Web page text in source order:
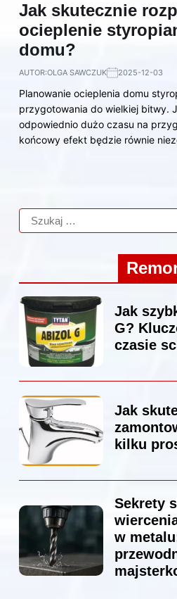
Jak skutecznie
ocieplenie
domu?
AUTOR:OLGA SAWCZUK 2025-12-03
Planowanie ocieplenia domu
przygotowania do wielkiej bitwy.
odpowiednio dużo czasu na
końcowy efekt będzie równie
Jak
G?
czasie
Jak
kilku
Sekrety
w